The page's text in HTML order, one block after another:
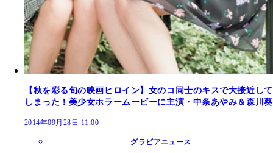
【秋を彩る旬の映画ヒロイン】女のコ同士のキスで大接近して
しまった！美少女ホラームービーに主演・中条あやみ＆森川葵
2014年09月28日 11:00
グラビアニュース